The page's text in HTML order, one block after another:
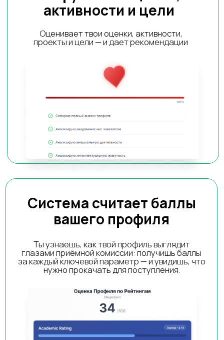
университеты по всему миру
Система подбирает университеты, где твой
профиль уже конкурентен, и показывает:
шансы поступления в каждый вуз и вашу
Эксперт проведёт разбор вашего
профиля, ответит на вопросы и
подскажет, что нужно улучшить, чтобы
поступить в вуз мечты.
Диагностика профиля 1 на
1 с нашим экспертом по